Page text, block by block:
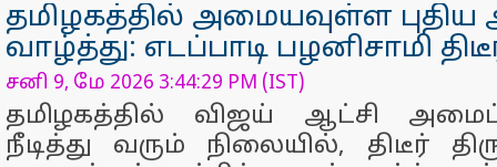
தமிழகத்தில் அமையவுள்ள புதிய
வாழ்த்து: எடப்பாடி பழனிசாமி
சனி 9, மே 2026 3:44:29 PM (IST)
தமிழகத்தில் விஜய் ஆட்சி
நீடித்து வரும் நிலையில், திடீர்